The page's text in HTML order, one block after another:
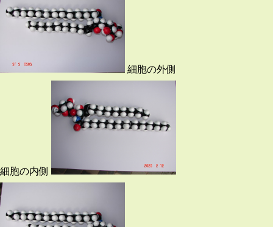
細胞の外側
細胞の内側